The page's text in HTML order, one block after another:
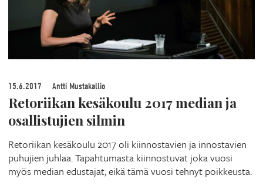
15.6.2017 Antti Mustakallio
Retoriikan kesäkoulu 2017 median ja
osallistujien silmin
Retoriikan kesäkoulu 2017 oli kiinnostavien ja innostavien
puhujien juhlaa. Tapahtumasta kiinnostuvat joka vuosi
myös median edustajat, eikä tämä vuosi tehnyt poikkeusta.